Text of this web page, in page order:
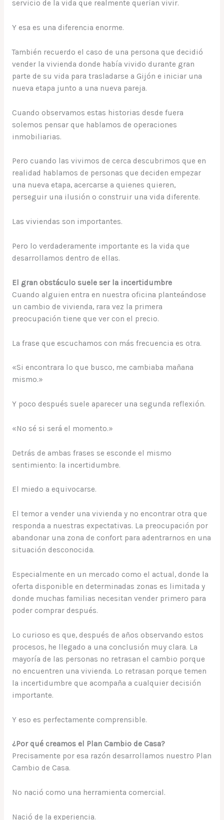
servicio de la vida que realmente querían vivir.
Y esa es una diferencia enorme.
También recuerdo el caso de una persona que decidió
vender la vivienda donde había vivido durante gran
parte de su vida para trasladarse a Gijón e iniciar una
nueva etapa junto a una nueva pareja.
Cuando observamos estas historias desde fuera
solemos pensar que hablamos de operaciones
inmobiliarias.
Pero cuando las vivimos de cerca descubrimos que en
realidad hablamos de personas que deciden empezar
una nueva etapa, acercarse a quienes quieren,
perseguir una ilusión o construir una vida diferente.
Las viviendas son importantes.
Pero lo verdaderamente importante es la vida que
desarrollamos dentro de ellas.
El gran obstáculo suele ser la incertidumbre
Cuando alguien entra en nuestra oficina planteándose
un cambio de vivienda, rara vez la primera
preocupación tiene que ver con el precio.
La frase que escuchamos con más frecuencia es otra.
«Si encontrara lo que busco, me cambiaba mañana
mismo.»
Y poco después suele aparecer una segunda reflexión.
«No sé si será el momento.»
Detrás de ambas frases se esconde el mismo
sentimiento: la incertidumbre.
El miedo a equivocarse.
El temor a vender una vivienda y no encontrar otra que
responda a nuestras expectativas. La preocupación por
abandonar una zona de confort para adentrarnos en una
situación desconocida.
Especialmente en un mercado como el actual, donde la
oferta disponible en determinadas zonas es limitada y
donde muchas familias necesitan vender primero para
poder comprar después.
Lo curioso es que, después de años observando estos
procesos, he llegado a una conclusión muy clara. La
mayoría de las personas no retrasan el cambio porque
no encuentren una vivienda. Lo retrasan porque temen
la incertidumbre que acompaña a cualquier decisión
importante.
Y eso es perfectamente comprensible.
¿Por qué creamos el Plan Cambio de Casa?
Precisamente por esa razón desarrollamos nuestro Plan
Cambio de Casa.
No nació como una herramienta comercial.
Nació de la experiencia.